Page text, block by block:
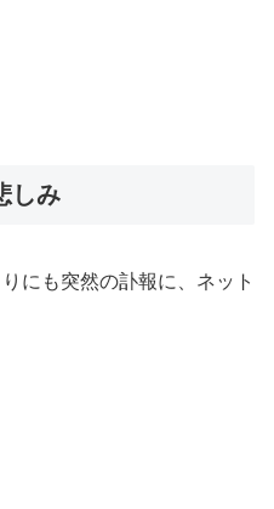
しみ
にも突然の訃報に、ネット